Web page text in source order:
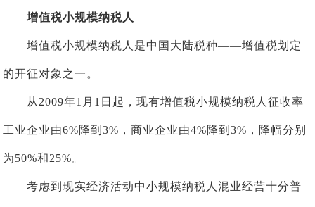
增值税小规模纳税人
增值税小规模纳税人是中国大陆税种——增值税划定
的开征对象之一。
从2009年1月1日起，现有增值税小规模纳税人征收率
工业企业由6%降到3%，商业企业由4%降到3%，降幅分别
为50%和25%。
考虑到现实经济活动中小规模纳税人混业经营十分普